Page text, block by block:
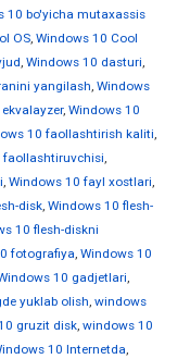
10 bo'yicha mutaxassis
OS, Windows 10 Cool
, Windows 10 dasturi,
yangilash, Windows
, Windows 10
10 faollashtirish kaliti,
faollashtiruvchisi,
, Windows 10 fayl xostlari,
disk, Windows 10 flesh-
10 flesh-diskni
fotografiya, Windows 10
10 gadjetlari,
yuklab olish, windows
gruzit disk, windows 10
10 Internetda,